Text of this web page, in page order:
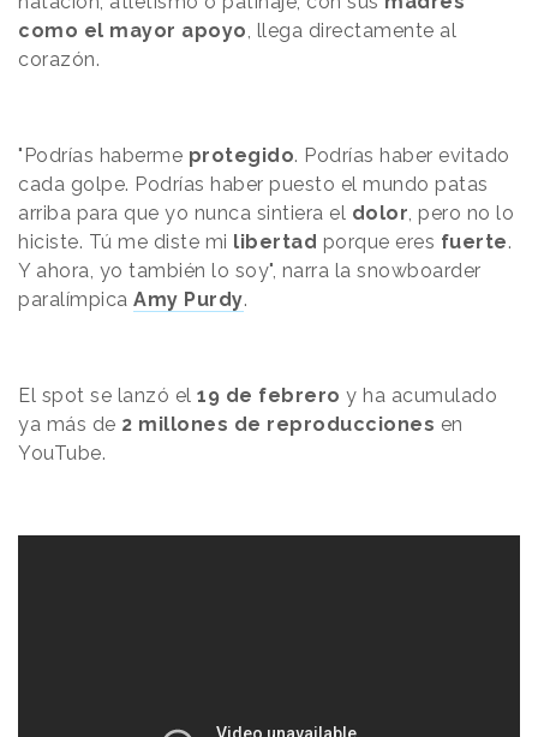
como el mayor apoyo , llega directamente al
corazón.
"Podrías haberme protegido. Podrías haber evitado
cada golpe. Podrías haber puesto el mundo patas
arriba para que yo nunca sintiera el dolor , pero no lo
hiciste. Tú me diste mi libertad porque eres fuerte.
Y ahora, yo también lo soy", narra la snowboarder
paralímpica Amy Purdy.
El spot se lanzó el 19 de febrero y ha acumulado
ya más de 2 millones de reproducciones en
YouTube.